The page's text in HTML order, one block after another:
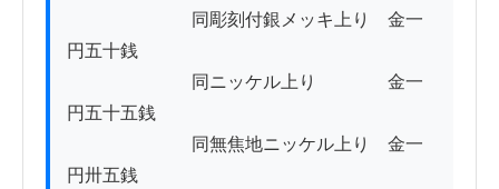
同彫刻付銀メッキ上り　金一
円五十銭
同ニッケル上り　　　　金一
円五十五銭
同無焦地ニッケル上り　金一
円卅五銭